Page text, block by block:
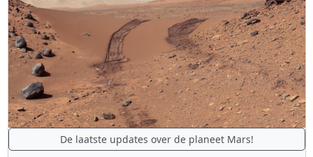
De laatste updates over de planeet Mars!